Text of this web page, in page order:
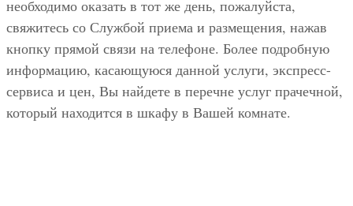
необходимо оказать в тот же день, пожалуйста,
свяжитесь со Службой приема и размещения, нажав
кнопку прямой связи на телефоне. Более подробную
информацию, касающуюся данной услуги, экспресс-
сервиса и цен, Вы найдете в перечне услуг прачечной,
который находится в шкафу в Вашей комнате.